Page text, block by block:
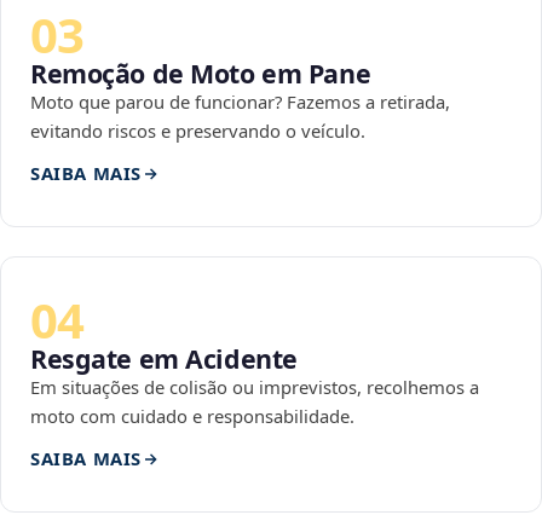
03
Remoção de Moto em Pane
Moto que parou de funcionar? Fazemos a retirada,
evitando riscos e preservando o veículo.
SAIBA MAIS
04
Resgate em Acidente
Em situações de colisão ou imprevistos, recolhemos a
moto com cuidado e responsabilidade.
SAIBA MAIS